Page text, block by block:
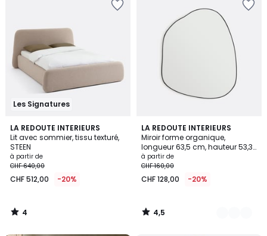
Les Signatures
LA REDOUTE INTERIEURS
Lit avec sommier, tissu texturé,
STEEN
à partir de
CHF 640,00
CHF 512,00 -20%
4
/
5
4
/
LA REDOUTE INTERIEURS
Miroir forme organique,
longueur 63,5 cm, hauteur 53,3
cm, ORNICA
à partir de
CHF 160,00
CHF 128,00 -20%
4,5
/ 5
2
Couleurs
4,5
/